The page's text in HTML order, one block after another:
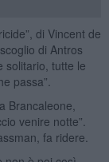
di Vincent de
di Antros
solitario, tutte le
passa”.
Brancaleone,
venire notte”.
fa ridere.